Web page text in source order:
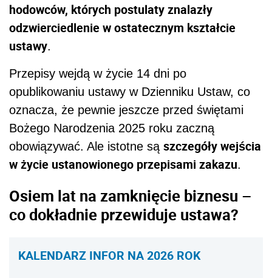
hodowców, których postulaty znalazły
odzwierciedlenie w ostatecznym kształcie
ustawy.
Przepisy wejdą w życie 14 dni po
opublikowaniu ustawy w Dzienniku Ustaw, co
oznacza, że pewnie jeszcze przed świętami
Bożego Narodzenia 2025 roku zaczną
obowiązywać. Ale istotne są szczegóły wejścia
w życie ustanowionego przepisami zakazu.
Osiem lat na zamknięcie biznesu –
co dokładnie przewiduje ustawa?
KALENDARZ INFOR NA 2026 ROK